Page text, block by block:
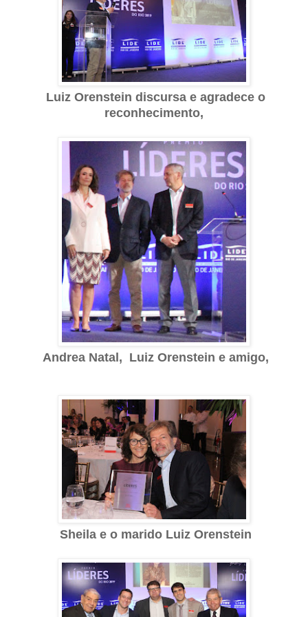
Luiz Orenstein discursa e agradece o
reconhecimento,
Andrea Natal, Luiz Orenstein e amigo,
Sheila e o marido Luiz Orenstein